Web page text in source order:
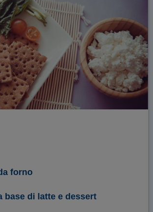
forno
base di latte e dessert